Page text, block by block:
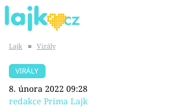
SHOPAHOLICADEL
Lajk ■ Virály
VIRÁLY
8. února 2022 09:28
redakce Prima Lajk